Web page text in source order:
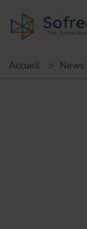
Accueil > News